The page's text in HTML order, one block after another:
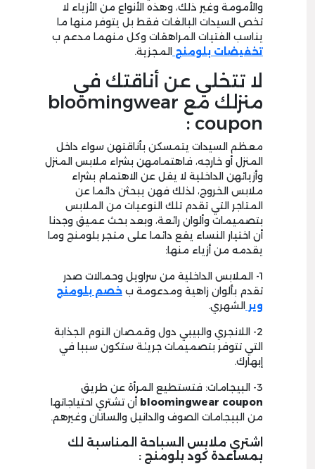
والأمومة وغير ذلك، وهذه الأنواع من الأزياء لا
تخص السيدات البالغات فقط بل يتوفر منها ما
يناسب الفتيات المراهقات وكل منهما مدعم ب
تخفيضات بلومنج المجزية.
لا تتخلي عن أناقتك في
منزلك مع bloomingwear
coupon :
معظم السيدات يتمسكن بأناقتهن سواء داخل
المنزل أو خارجه، فاهتمامهن بشراء ملابس المنزل
وأزيائهن الداخلية لا يقل عن الاهتمام بشراء
ملابس الخروج، لذلك فهن يبحثن دائما عن
المتاجر التي تقدم تلك النوعيات من الملابس
بتصميمات وألوان رائعة، وبعد بحث عميق وجدنا
أن اختيار النساء يقع دائما على متجر بلومنج وما
يقدمه من أزياء منها:
1- الملابس الداخلية من سراويل وحمالات صدر
تقدم بألوان زاهية ومدعومة ب خصم بلومنج
وير الشهري.
2- اللانجري والبيبي دول وقمصان النوم الجذابة
التي تتوفر بتصميمات جريئة ستكون سببا في
إبهارك.
3- البيجامات: فتستطيع المرأة عن طريق
bloomingwear coupon
أن تشتري احتياجاتها
من البيجامات الصوف والدانيل والساتان وغيرهم.
اشتري ملابس السباحة المناسبة لك
بمساعدة كود بلومنج :